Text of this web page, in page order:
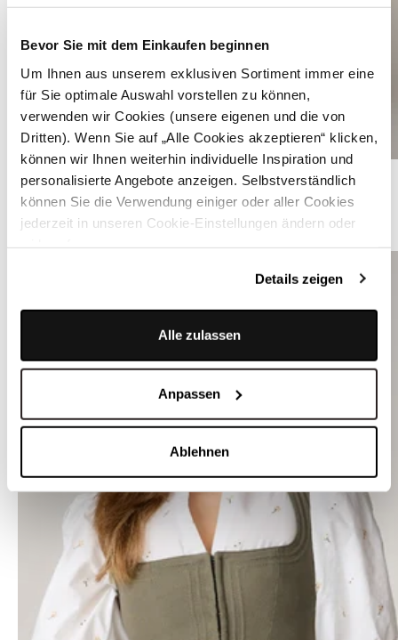
Bevor Sie mit dem Einkaufen beginnen
Um Ihnen aus unserem exklusiven Sortiment immer eine
für Sie optimale Auswahl vorstellen zu können,
verwenden wir Cookies (unsere eigenen und die von
Dritten). Wenn Sie auf „Alle Cookies akzeptieren“ klicken,
können wir Ihnen weiterhin individuelle Inspiration und
personalisierte Angebote anzeigen. Selbstverständlich
können Sie die Verwendung einiger oder aller Cookies
jederzeit in unseren Cookie-Einstellungen ändern oder
Details zeigen
Alle zulassen
Anpassen
Ablehnen
Dirndl in Rosa mit Hahnetrittmuster am Rock - MONIKA LOTUSROSA
ÄHNLICHE DIRNDLBLUSEN